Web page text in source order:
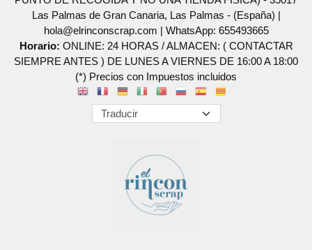
Las Palmas de Gran Canaria, Las Palmas - (España) |
hola@elrinconscrap.com | WhatsApp: 655493665
Horario: ONLINE: 24 HORAS / ALMACEN: ( CONTACTAR
SIEMPRE ANTES ) DE LUNES A VIERNES DE 16:00 A 18:00
(*) Precios con Impuestos incluidos